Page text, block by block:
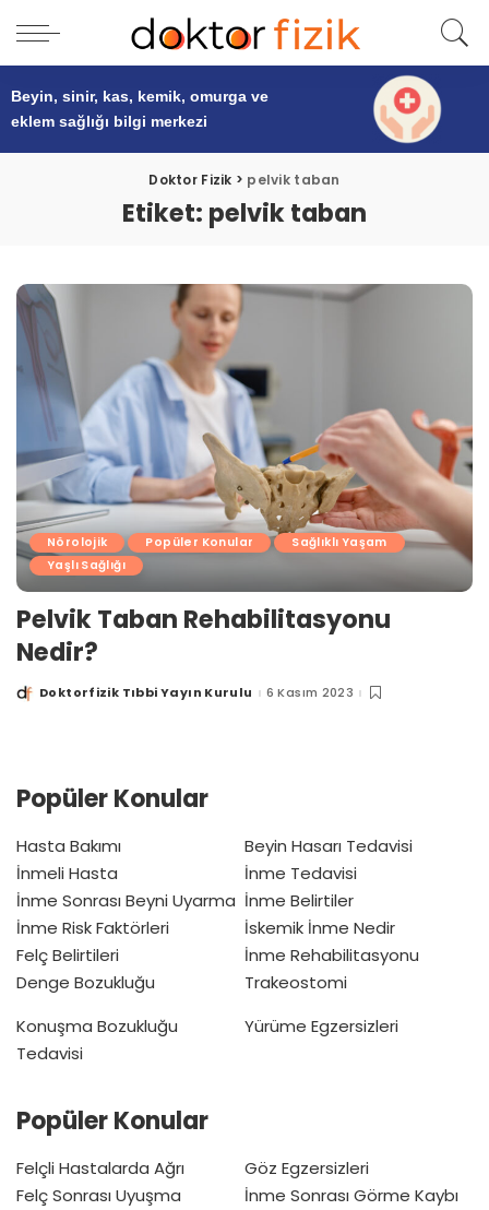
Beyin, sinir, kas, kemik, omurga ve
eklem sağlığı bilgi merkezi
Doktor Fizik > pelvik taban
Etiket: pelvik taban
Nörolojik Popüler Konular
Sağlıklı Yaşam
Yaşlı Sağlığı
Pelvik Taban Rehabilitasyonu
Nedir?
PostedDoktorfizik Tıbbi Yayın Kurulu 6 Kasım 2023
Popüler Konular
Hasta Bakımı
İnmeli Hasta
İnme Sonrası Beyni Uyarma
İnme Risk Faktörleri
Felç Belirtileri
Denge Bozukluğu
Beyin Hasarı Tedavisi
İnme Tedavisi
İnme Belirtiler
İskemik İnme Nedir
İnme Rehabilitasyonu
Trakeostomi
Konuşma Bozukluğu
Tedavisi
Yürüme Egzersizleri
Popüler Konular
Felçli Hastalarda Ağrı
Felç Sonrası Uyuşma
Göz Egzersizleri
İnme Sonrası Görme Kaybı